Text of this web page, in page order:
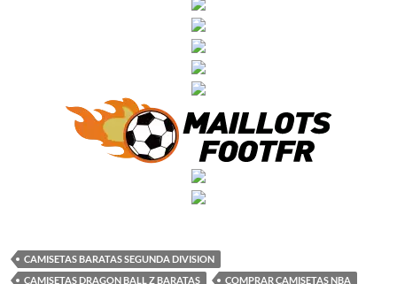
CAMISETAS BARATAS SEGUNDA DIVISION
CAMISETAS DRAGON BALL Z BARATAS
COMPRAR CAMISETAS NBA